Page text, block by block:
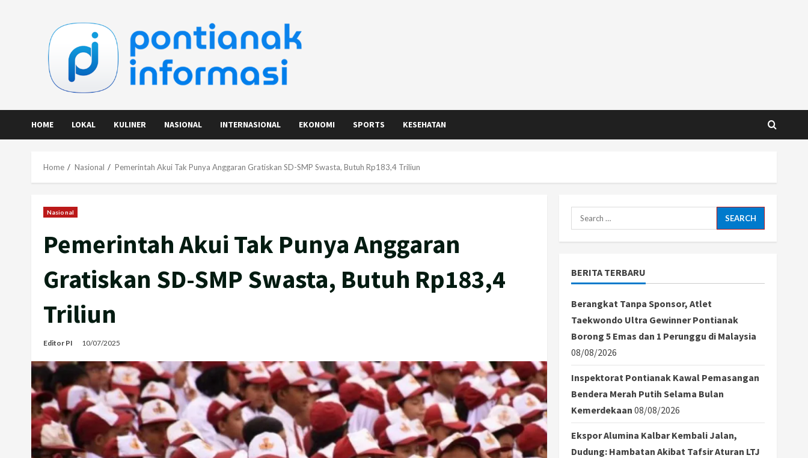
HOME LOKAL KULINER NASIONAL INTERNASIONAL EKONOMI SPORTS KESEHATAN
Home Nasional Pemerintah Akui Tak Punya Anggaran Gratiskan SD-SMP Swasta, Butuh Rp183,4 Triliun
Nasional
Pemerintah Akui Tak Punya Anggaran
Gratiskan SD-SMP Swasta, Butuh Rp183,4
Triliun
Editor PI 10/07/2025
Search
for:
BERITA TERBARU
Berangkat Tanpa Sponsor, Atlet
Taekwondo Ultra Gewinner Pontianak
Borong 5 Emas dan 1 Perunggu di Malaysia
08/08/2026
Inspektorat Pontianak Kawal Pemasangan
Bendera Merah Putih Selama Bulan
Kemerdekaan 08/08/2026
Ekspor Alumina Kalbar Kembali Jalan,
Dudung: Hambatan Akibat Tafsir Aturan LTJ